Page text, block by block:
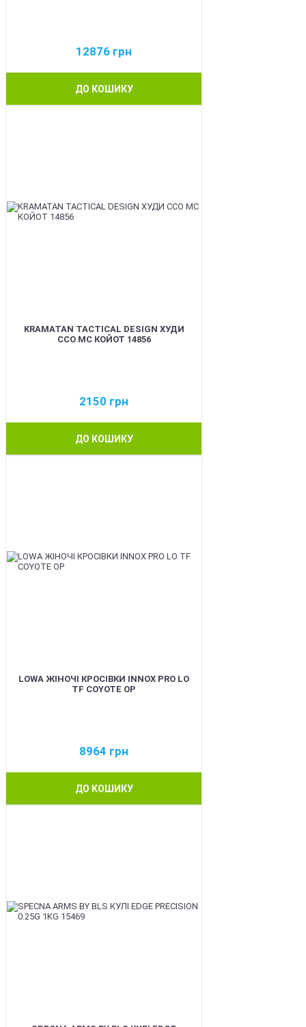
12876 грн
ДО КОШИКУ
KRAMATAN TACTICAL DESIGN ХУДИ
ССО МС КОЙОТ 14856
2150 грн
ДО КОШИКУ
LOWA ЖІНОЧІ КРОСІВКИ INNOX PRO LO
TF COYOTE OP
8964 грн
ДО КОШИКУ